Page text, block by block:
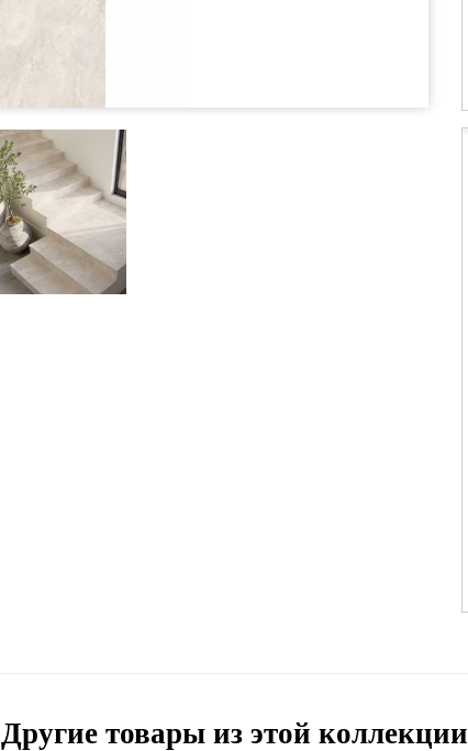
Другие товары из этой коллекции